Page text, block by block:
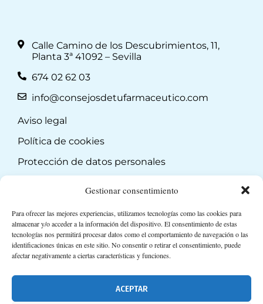
Gestionar consentimiento
Para ofrecer las mejores experiencias, utilizamos tecnologías como las cookies para
almacenar y/o acceder a la información del dispositivo. El consentimiento de estas
tecnologías nos permitirá procesar datos como el comportamiento de navegación o las
identificaciones únicas en este sitio. No consentir o retirar el consentimiento, puede
afectar negativamente a ciertas características y funciones.
ACEPTAR
Calle Camino de los Descubrimientos, 11,
Planta 3ª 41092 – Sevilla
674 02 62 03
info@consejosdetufarmaceutico.com
Aviso legal
Política de cookies
Protección de datos personales